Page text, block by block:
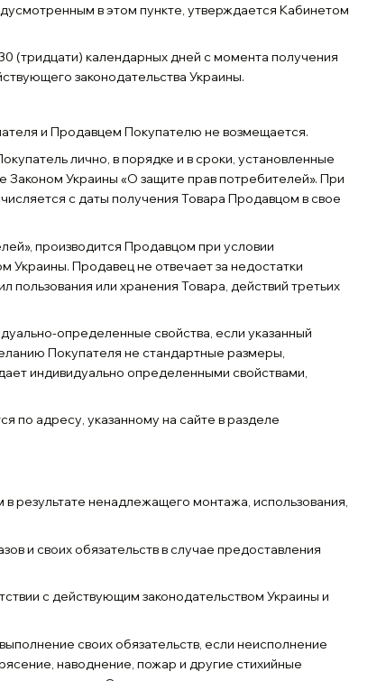
в этом пункте, утверждается Кабинетом
(тридцати) календарных дней с момента получения
законодательства Украины.
и Продавцем Покупателю не возмещается.
лично, в порядке и в сроки, установленные
Украины «О защите прав потребителей». При
с даты получения Товара Продавцом в свое
производится Продавцом при условии
Продавец не отвечает за недостатки
или хранения Товара, действий третьих
определенные свойства, если указанный
Покупателя не стандартные размеры,
индивидуально определенными свойствами,
по адресу, указанному на сайте в разделе
результате ненадлежащего монтажа, использования,
и своих обязательств в случае предоставления
с действующим законодательством Украины и
своих обязательств, если неисполнение
наводнение, пожар и другие стихийные